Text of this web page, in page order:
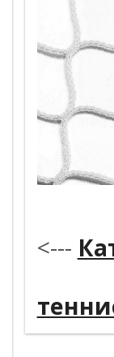
<---